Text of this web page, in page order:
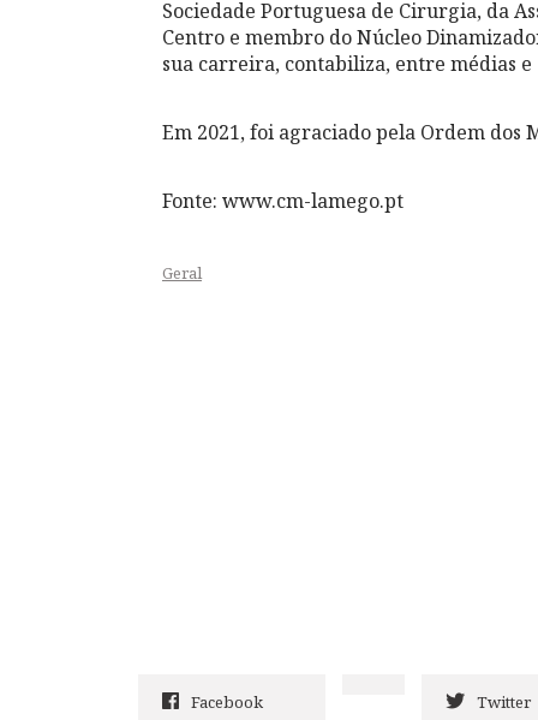
Sociedade Portuguesa de Cirurgia, da
Centro e membro do Núcleo
sua carreira, contabiliza, entre médias
Em 2021, foi agraciado pela Ordem dos
Fonte: www.cm-lamego.pt
Geral
Facebook Twitter